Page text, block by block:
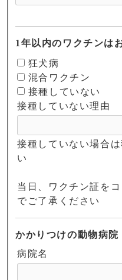
1年以内のワクチンは
狂犬病
混合ワクチン
接種していない
接種していない理由
接種していない場合
い
当日、ワクチン証を
でご了承ください
かかりつけの動物病院
病院名